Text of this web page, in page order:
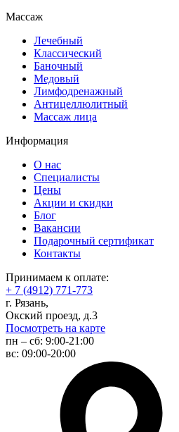
Массаж
Лечебный
Классический
Баночный
Медовый
Лимфодренажный
Антицеллюлитный
Массаж лица
Информация
О нас
Специалисты
Цены
Акции и скидки
Блог
Вакансии
Подарочный сертификат
Контакты
Принимаем к оплате:
+ 7 (4912) 771-773
г. Рязань,
Окский проезд, д.3
Посмотреть на карте
пн – сб: 9:00-21:00
вс: 09:00-20:00